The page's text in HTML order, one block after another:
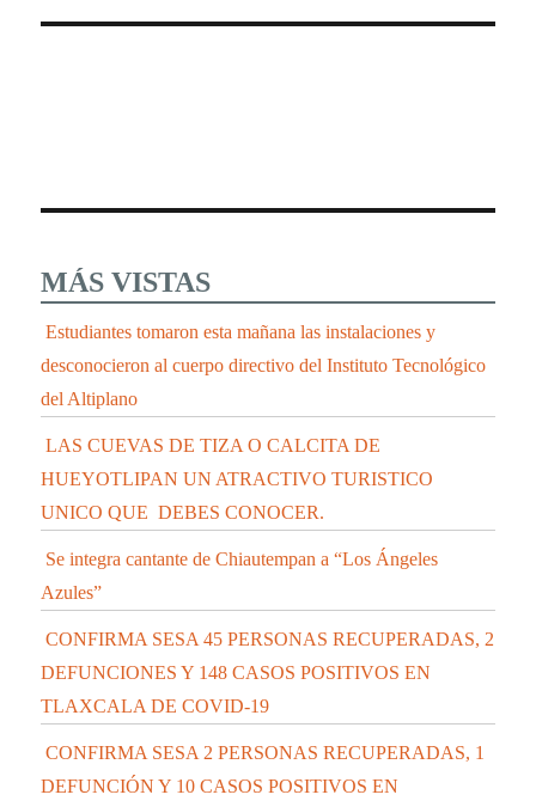
MÁS VISTAS
Estudiantes tomaron esta mañana las instalaciones y
desconocieron al cuerpo directivo del Instituto Tecnológico
del Altiplano
LAS CUEVAS DE TIZA O CALCITA DE
HUEYOTLIPAN UN ATRACTIVO TURISTICO
UNICO QUE DEBES CONOCER.
Se integra cantante de Chiautempan a “Los Ángeles
Azules”
CONFIRMA SESA 45 PERSONAS RECUPERADAS, 2
DEFUNCIONES Y 148 CASOS POSITIVOS EN
TLAXCALA DE COVID-19
CONFIRMA SESA 2 PERSONAS RECUPERADAS, 1
DEFUNCIÓN Y 10 CASOS POSITIVOS EN